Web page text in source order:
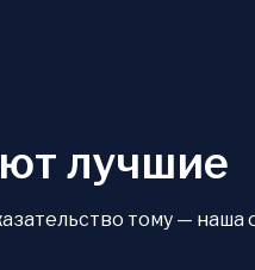
лучшие
тому — наша